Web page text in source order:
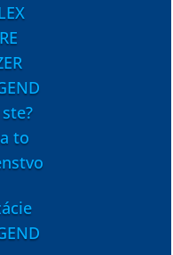
to
€
64.5cm – dlhá. Longer
kovov SIMPLEX,